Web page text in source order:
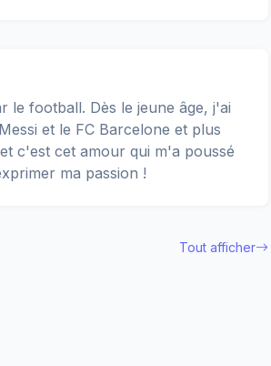
le football. Dès le jeune âge, j'ai
et le FC Barcelone et plus
c'est cet amour qui m'a poussé
ma passion !
Tout afficher